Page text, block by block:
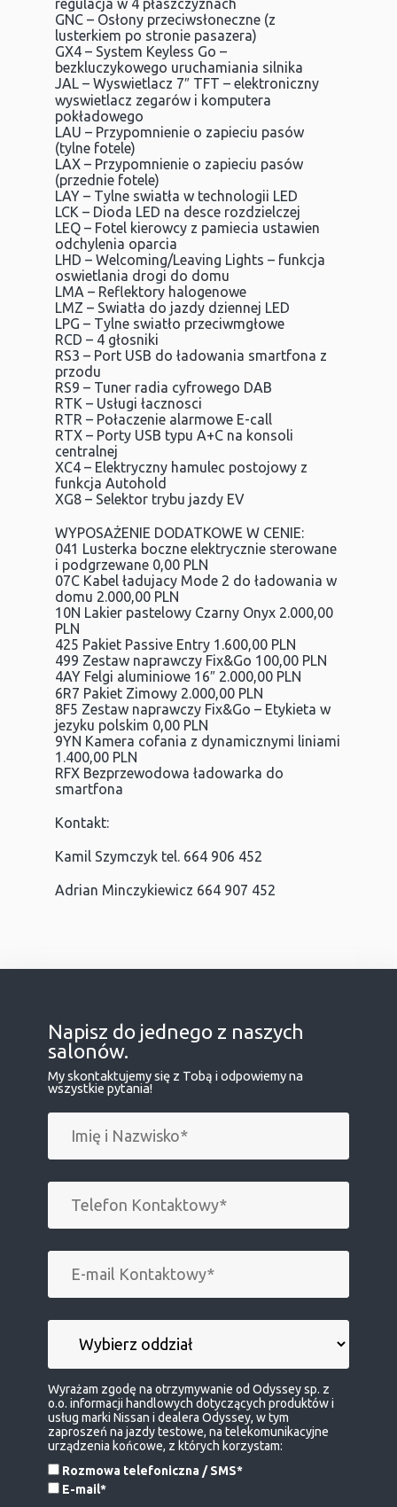
regulacja w 4 płaszczyznach
GNC – Osłony przeciwsłoneczne (z
lusterkiem po stronie pasazera)
GX4 – System Keyless Go –
bezkluczykowego uruchamiania silnika
JAL – Wyswietlacz 7″ TFT – elektroniczny
wyswietlacz zegarów i komputera
pokładowego
LAU – Przypomnienie o zapieciu pasów
(tylne fotele)
LAX – Przypomnienie o zapieciu pasów
(przednie fotele)
LAY – Tylne swiatła w technologii LED
LCK – Dioda LED na desce rozdzielczej
LEQ – Fotel kierowcy z pamiecia ustawien
odchylenia oparcia
LHD – Welcoming/Leaving Lights – funkcja
oswietlania drogi do domu
LMA – Reflektory halogenowe
LMZ – Swiatła do jazdy dziennej LED
LPG – Tylne swiatło przeciwmgłowe
RCD – 4 głosniki
RS3 – Port USB do ładowania smartfona z
przodu
RS9 – Tuner radia cyfrowego DAB
RTK – Usługi łacznosci
RTR – Połaczenie alarmowe E-call
RTX – Porty USB typu A+C na konsoli
centralnej
XC4 – Elektryczny hamulec postojowy z
funkcja Autohold
XG8 – Selektor trybu jazdy EV
WYPOSAŻENIE DODATKOWE W CENIE:
041 Lusterka boczne elektrycznie sterowane
i podgrzewane 0,00 PLN
07C Kabel ładujacy Mode 2 do ładowania w
domu 2.000,00 PLN
10N Lakier pastelowy Czarny Onyx 2.000,00
PLN
425 Pakiet Passive Entry 1.600,00 PLN
499 Zestaw naprawczy Fix&Go 100,00 PLN
4AY Felgi aluminiowe 16″ 2.000,00 PLN
6R7 Pakiet Zimowy 2.000,00 PLN
8F5 Zestaw naprawczy Fix&Go – Etykieta w
jezyku polskim 0,00 PLN
9YN Kamera cofania z dynamicznymi liniami
1.400,00 PLN
RFX Bezprzewodowa ładowarka do
smartfona
Kontakt:
Kamil Szymczyk tel. 664 906 452
Adrian Minczykiewicz 664 907 452
Napisz do jednego z naszych
salonów.
My skontaktujemy się z Tobą i odpowiemy na
wszystkie pytania!
Wyrażam zgodę na otrzymywanie od Odyssey sp. z
o.o. informacji handlowych dotyczących produktów i
usług marki Nissan i dealera Odyssey, w tym
zaproszeń na jazdy testowe, na telekomunikacyjne
urządzenia końcowe, z których korzystam:
Rozmowa telefoniczna / SMS*
E-mail*